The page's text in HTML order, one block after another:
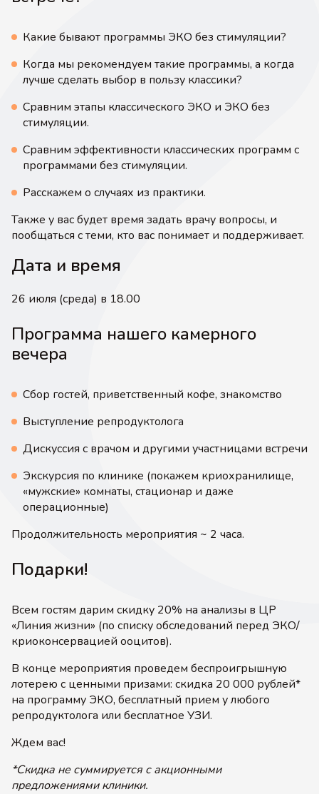
Какие бывают программы ЭКО без стимуляции?
Когда мы рекомендуем такие программы, а когда
лучше сделать выбор в пользу классики?
Сравним этапы классического ЭКО и ЭКО без
стимуляции.
Сравним эффективности классических программ с
программами без стимуляции.
Расскажем о случаях из практики.
Также у вас будет время задать врачу вопросы, и
пообщаться с теми, кто вас понимает и поддерживает.
Дата и время
26 июля (среда) в 18.00
Программа нашего камерного
вечера
Сбор гостей, приветственный кофе, знакомство
Выступление репродуктолога
Дискуссия с врачом и другими участницами встречи
Экскурсия по клинике (покажем криохранилище,
«мужские» комнаты, стационар и даже
операционные)
Продолжительность мероприятия ~ 2 часа.
Подарки!
Всем гостям дарим скидку 20% на анализы в ЦР
«Линия жизни» (по списку обследований перед ЭКО/
криоконсервацией ооцитов).
В конце мероприятия проведем беспроигрышную
лотерею с ценными призами: скидка 20 000 рублей*
на программу ЭКО, бесплатный прием у любого
репродуктолога или бесплатное УЗИ.
Ждем вас!
*Скидка не суммируется с акционными
предложениями клиники.